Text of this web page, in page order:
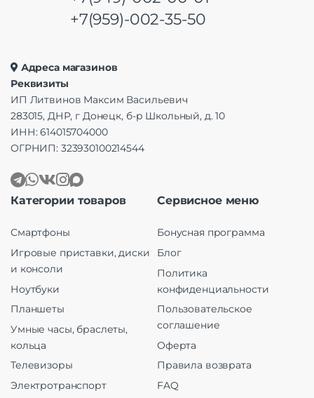
+7(959)-002-35-50
Адреса магазинов
Реквизиты
ИП Литвинов Максим Васильевич
283015, ДНР, г Донецк, б-р Школьный, д. 10
ИНН: 614015704000
ОГРНИП: 323930100214544
Категории товаров
Смартфоны
Игровые приставки, диски
и консоли
Ноутбуки
Планшеты
Умные часы, браслеты,
кольца
Телевизоры
Электротранспорт
Сервисное меню
Бонусная программа
Блог
Политика
конфиденциальности
Пользовательское
соглашение
Оферта
Правила возврата
FAQ